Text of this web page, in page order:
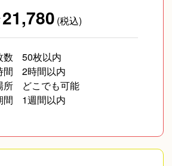
21,780 (税込)
数
50枚以内
間
2時間以内
所
どこでも可能
間
1週間以内